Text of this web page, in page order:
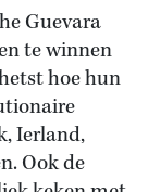
Guevara
te winnen
hoe hun
Ierland,
Ook de